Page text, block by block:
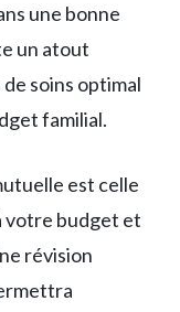
une bonne
un atout
soins optimal
familial.
est celle
votre budget et
révision